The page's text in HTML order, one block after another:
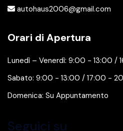
autohaus2006@gmail.com
Orari di Apertura
Lunedì – Venerdì: 9:00 - 13:00 /
Sabato: 9:00 - 13:00 / 17:00 -
Domenica: Su Appuntamento
Seguici su